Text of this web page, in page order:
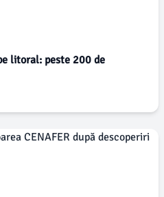
litoral: peste 200 de